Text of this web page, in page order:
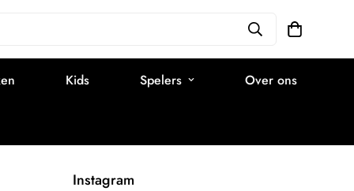
Kids Spelers Over ons
Instagram